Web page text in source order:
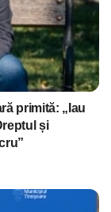
primită: „Iau
și